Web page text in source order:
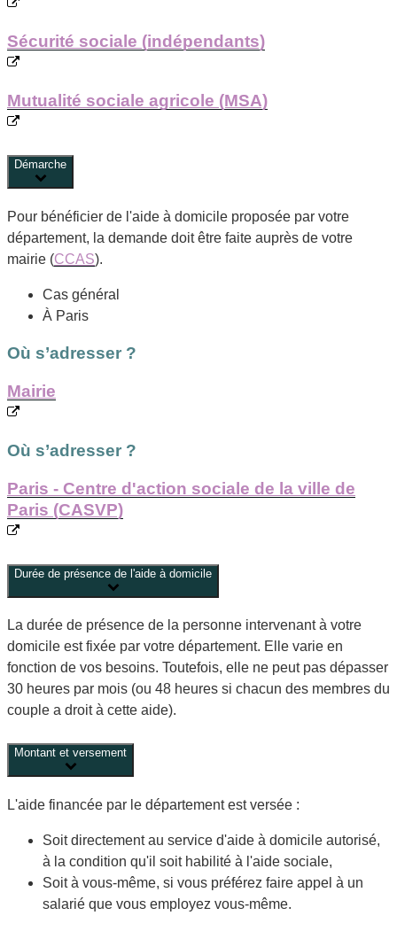
Sécurité sociale (indépendants)
Mutualité sociale agricole (MSA)
Démarche
Pour bénéficier de l'aide à domicile proposée par votre
département, la demande doit être faite auprès de votre
mairie (CCAS).
Cas général
À Paris
Où s’adresser ?
Mairie
Où s’adresser ?
Paris - Centre d'action sociale de la ville de
Paris (CASVP)
Durée de présence de l'aide à domicile
La durée de présence de la personne intervenant à votre
domicile est fixée par votre département. Elle varie en
fonction de vos besoins. Toutefois, elle ne peut pas dépasser
30 heures par mois (ou 48 heures si chacun des membres du
couple a droit à cette aide).
Montant et versement
L'aide financée par le département est versée :
Soit directement au service d'aide à domicile autorisé,
à la condition qu'il soit habilité à l'aide sociale,
Soit à vous-même, si vous préférez faire appel à un
salarié que vous employez vous-même.